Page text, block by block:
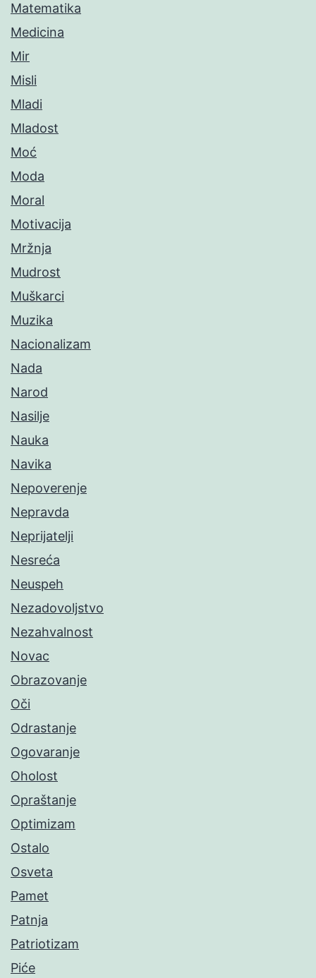
Matematika
Medicina
Mir
Misli
Mladi
Mladost
Moć
Moda
Moral
Motivacija
Mržnja
Mudrost
Muškarci
Muzika
Nacionalizam
Nada
Narod
Nasilje
Nauka
Navika
Nepoverenje
Nepravda
Neprijatelji
Nesreća
Neuspeh
Nezadovoljstvo
Nezahvalnost
Novac
Obrazovanje
Oči
Odrastanje
Ogovaranje
Oholost
Opraštanje
Optimizam
Ostalo
Osveta
Pamet
Patnja
Patriotizam
Piće